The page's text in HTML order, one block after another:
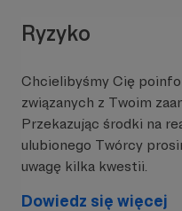
Ryzyko
Chcielibyśmy Cię
związanych z Twoim
Przekazując środki na
ulubionego Twórcy
uwagę kilka kwestii.
Dowiedz się więcej